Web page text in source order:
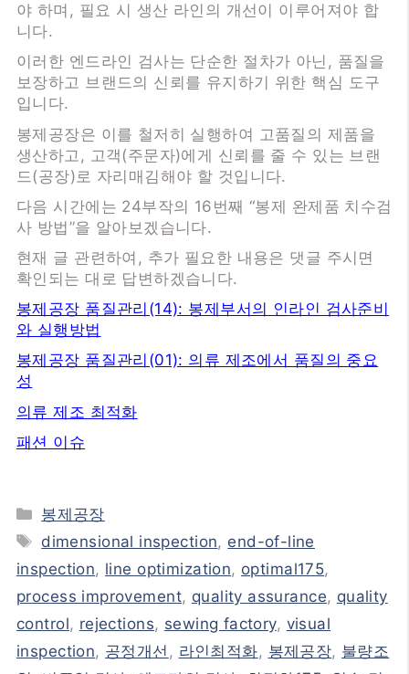
야 하며, 필요 시 생산 라인의 개선이 이루어져야 합
니다.
이러한 엔드라인 검사는 단순한 절차가 아닌, 품질을
보장하고 브랜드의 신뢰를 유지하기 위한 핵심 도구
입니다.
봉제공장은 이를 철저히 실행하여 고품질의 제품을
생산하고, 고객(주문자)에게 신뢰를 줄 수 있는 브랜
드(공장)로 자리매김해야 할 것입니다.
다음 시간에는 24부작의 16번째 “봉제 완제품 치수검
사 방법”을 알아보겠습니다.
현재 글 관련하여, 추가 필요한 내용은 댓글 주시면
확인되는 대로 답변하겠습니다.
봉제공장 품질관리(14): 봉제부서의 인라인 검사준비
와 실행방법
봉제공장 품질관리(01): 의류 제조에서 품질의 중요
성
의류 제조 최적화
패션 이슈
카
테
리
봉제공장
태
dimensional inspection, end-of-line
inspection, line optimization, optimal175,
process improvement, quality assurance, quality
control, rejections, sewing factory, visual
inspection, 공정개선 , 라인최적화, 봉제공장, 불량조